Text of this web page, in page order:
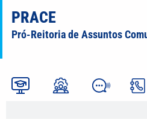
PRACE
Pró-Reitoria de Assuntos